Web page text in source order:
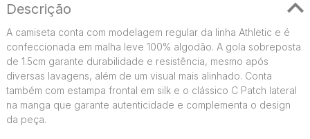
Descrição
A camiseta conta com modelagem regular da linha Athletic e é
confeccionada em malha leve 100% algodão. A gola sobreposta
de 1.5cm garante durabilidade e resistência, mesmo após
diversas lavagens, além de um visual mais alinhado. Conta
também com estampa frontal em silk e o clássico C Patch lateral
na manga que garante autenticidade e complementa o design
da peça.